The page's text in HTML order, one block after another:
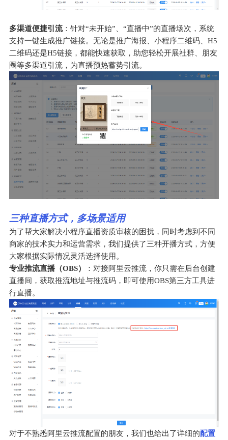
多渠道便捷引流：针对“未开始”、“直播中”的直播场次，系统
支持一键生成推广链接。无论是推广海报、小程序二维码、H5
二维码还是H5链接，都能快速获取，助您轻松开展社群、朋友
圈等多渠道引流，为直播预热蓄势引流。
三种直播方式，多场景适用
为了帮大家解决小程序直播资质审核的困扰，同时考虑到不同
商家的技术实力和运营需求，我们提供了三种开播方式，方便
大家根据实际情况灵活选择使用。
专业推流直播（OBS）
：对接阿里云推流，你只需在后台创建
直播间，获取推流地址与推流码，即可使用OBS第三方工具进
行直播。
对于不熟悉阿里云推流配置的朋友，我们也给出了详细的配置